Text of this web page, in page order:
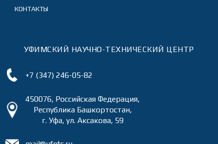
КОНТАКТЫ
УФИМСКИЙ НАУЧНО-ТЕХНИЧЕСКИЙ ЦЕНТР
+7 (347) 246-05-82
450076, Российская Федерация,
Республика Башкортостан,
г. Уфа, ул. Аксакова, 59